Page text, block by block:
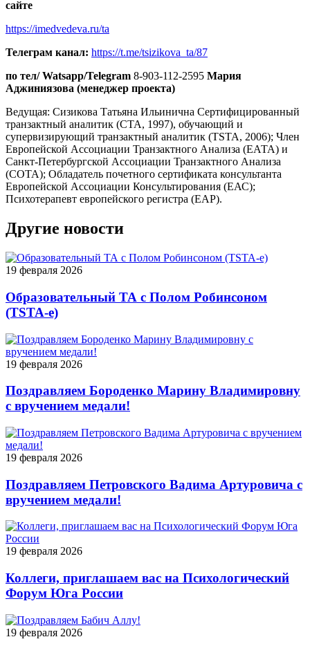
сайте
https://imedvedeva.ru/ta
Телеграм канал: https://t.me/tsizikova_ta/87
по тел/ Watsapp/Telegram 8-903-112-2595 Мария
Аджиниязова (менеджер проекта)
Ведущая: Сизикова Татьяна Ильинична Сертифицированный
транзактный аналитик (СТА, 1997), обучающий и
супервизирующий транзактный аналитик (TSTA, 2006); Член
Европейской Ассоциации Транзактного Анализа (ЕАТА) и
Санкт-Петербургской Ассоциации Транзактного Анализа
(СОТА); Обладатель почетного сертификата консультанта
Европейской Ассоциации Консультирования (ЕАС);
Психотерапевт европейского регистра (EAP).
Другие новости
19 февраля 2026
Образовательный ТА с Полом Робинсоном
(TSTA-e)
19 февраля 2026
Поздравляем Бороденко Марину Владимировну
с вручением медали!
19 февраля 2026
Поздравляем Петровского Вадима Артуровича с
вручением медали!
19 февраля 2026
Коллеги, приглашаем вас на Психологический
Форум Юга России
19 февраля 2026